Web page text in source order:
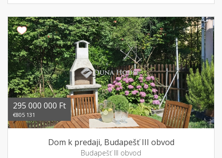
295 000 000 Ft
€805 131
Dom k predaji, Budapešť III obvod
Budapešť III obvod